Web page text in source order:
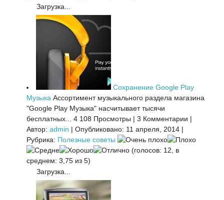
Загрузка...
Сохранение Google Play
Музыка Ассортимент музыкального раздела магазина
"Google Play Музыка" насчитывает тысячи
бесплатных...
4 108 Просмотры | 3 Комментарии |
Автор: admin | Опубликовано: 11 апреля, 2014 |
Рубрика: Полезные советы
(голосов: 12, в
среднем: 3,75 из 5)
Загрузка...